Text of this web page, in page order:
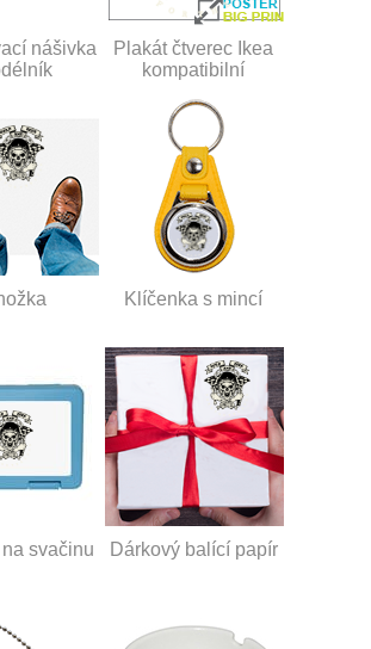
nášivka
Plakát čtverec Ikea
kompatibilní
Klíčenka s mincí
svačinu Dárkový balící papír